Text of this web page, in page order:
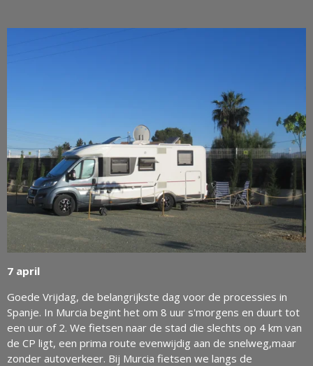
7 april
Goede Vrijdag, de belangrijkste dag voor de processies in
Spanje. In Murcia begint het om 8 uur s'morgens en duurt tot
een uur of 2. We fietsen naar de stad die slechts op 4 km van
de CP ligt, een prima route evenwijdig aan de snelweg,maar
zonder autoverkeer. Bij Murcia fietsen we langs de